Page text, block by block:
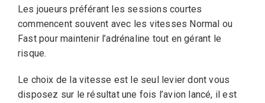
Les joueurs préférant les sessions courtes
commencent souvent avec les vitesses Normal ou
Fast pour maintenir l’adrénaline tout en gérant le
risque.
Le choix de la vitesse est le seul levier dont vous
disposez sur le résultat une fois l’avion lancé, il est